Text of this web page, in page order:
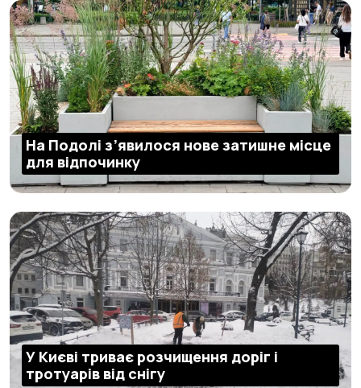
На Подолі з’явилося нове затишне місце
для відпочинку
У Києві триває розчищення доріг і
тротуарів від снігу